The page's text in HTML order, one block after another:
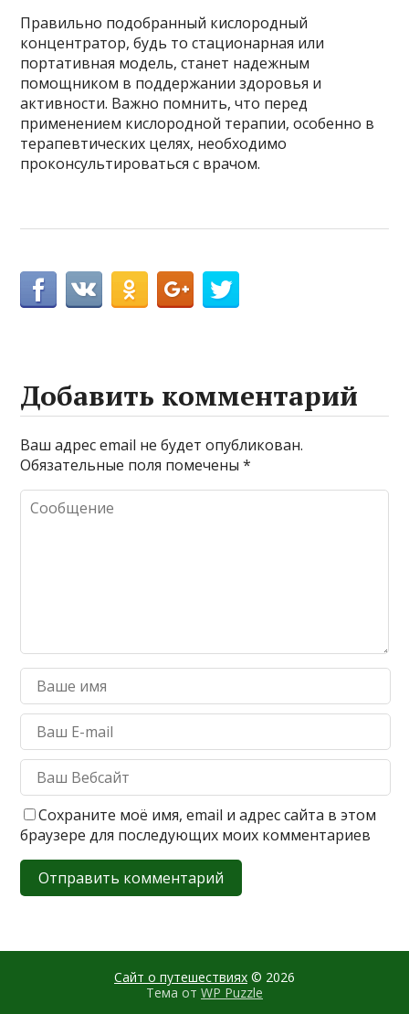
Правильно подобранный кислородный
концентратор, будь то стационарная или
портативная модель, станет надежным
помощником в поддержании здоровья и
активности. Важно помнить, что перед
применением кислородной терапии, особенно в
терапевтических целях, необходимо
проконсультироваться с врачом.
Добавить комментарий
Ваш адрес email не будет опубликован.
Обязательные поля помечены*
Сохраните моё имя, email и адрес сайта в этом
браузере для последующих моих комментариев
Сайт о путешествиях © 2026
Тема от WP Puzzle